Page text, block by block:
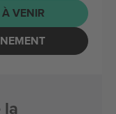
VENIR
la